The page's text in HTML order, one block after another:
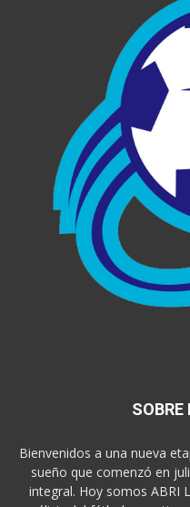
SOBRE
Bienvenidos a una nueva
sueño que comenzó en
integral. Hoy somos ABRI